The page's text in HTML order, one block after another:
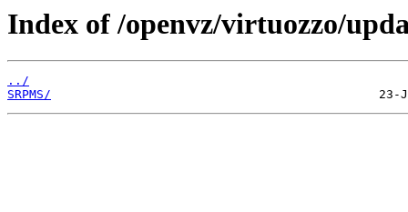
Index of /openvz/virtuozzo/
../
SRPMS/